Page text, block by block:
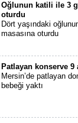
Oğlunun katili ile 3
oturdu
Dört yaşındaki
masasına oturdu
Patlayan konserve 9
Mersin’de patlayan
bebeği yaktı